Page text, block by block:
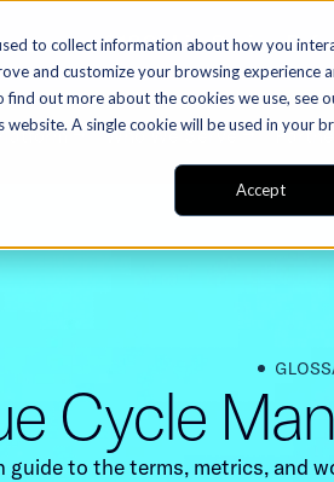
to collect information about how you
and customize your browsing experience
out more about the cookies we use, see
A single cookie will be used in your
Accept
funding to fuel autonomous RCM​​​​‌
Who We Serve
GLOSSARY​​​​‌
Glossary​​​​‌
metrics, and workflows that power modern RCM operations.​​​​‌